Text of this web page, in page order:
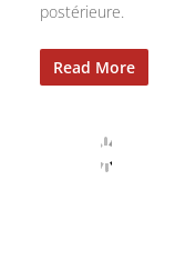
postérieure.
Read More